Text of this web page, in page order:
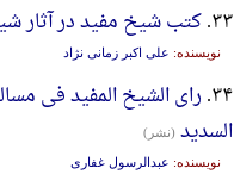
۳۳. کتب شیخ مفید در آثار
نویسنده: علی اکبر زمانی نژاد
۳۴. رای الشیخ المفید فی
السدید (نشر)
نویسنده: عبدالرسول غفاری